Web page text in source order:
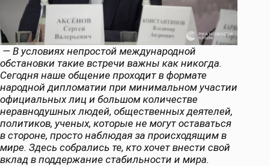
— В условиях непростой международной
обстановки такие встречи важны как никогда.
Сегодня наше общение проходит в формате
народной дипломатии при минимальном участии
официальных лиц и большом количестве
неравнодушных людей, общественных деятелей,
политиков, ученых, которые не могут оставаться
в стороне, просто наблюдая за происходящим в
мире. Здесь собрались те, кто хочет внести свой
вклад в поддержание стабильности и мира.